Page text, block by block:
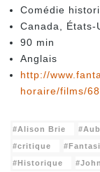
Comédie
Canada, États-
90 min
Anglais
http://
horaire/films/
Alison Brie
critique
Historique